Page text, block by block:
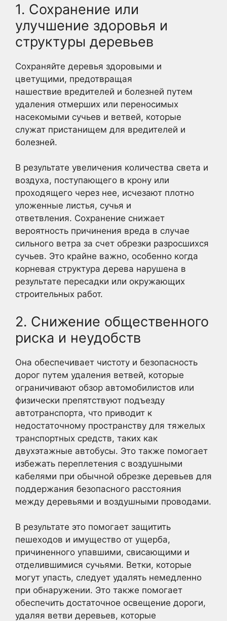
1. Сохранение или
улучшение здоровья и
структуры деревьев
Сохраняйте деревья здоровыми и
цветущими, предотвращая
нашествие вредителей и болезней путем
удаления отмерших или переносимых
насекомыми сучьев и ветвей, которые
служат пристанищем для вредителей и
болезней.
В результате увеличения количества света и
воздуха, поступающего в крону или
проходящего через нее, исчезают плотно
уложенные листья, сучья и
ответвления. Сохранение снижает
вероятность причинения вреда в случае
сильного ветра за счет обрезки разросшихся
сучьев. Это крайне важно, особенно когда
корневая структура дерева нарушена в
результате пересадки или окружающих
строительных работ.
2. Снижение общественного
риска и неудобств
Она обеспечивает чистоту и безопасность
дорог путем удаления ветвей, которые
ограничивают обзор автомобилистов или
физически препятствуют подъезду
автотранспорта, что приводит к
недостаточному пространству для тяжелых
транспортных средств, таких как
двухэтажные автобусы. Это также помогает
избежать переплетения с воздушными
кабелями при обычной обрезке деревьев для
поддержания безопасного расстояния
между деревьями и воздушными проводами.
В результате это помогает защитить
пешеходов и имущество от ущерба,
причиненного упавшими, свисающими и
отделившимися сучьями. Ветки, которые
могут упасть, следует удалять немедленно
при обнаружении. Это также помогает
обеспечить достаточное освещение дороги,
удаляя ветви деревьев, которые